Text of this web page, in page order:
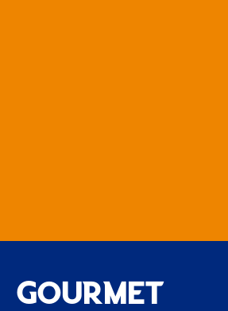
GOURMET